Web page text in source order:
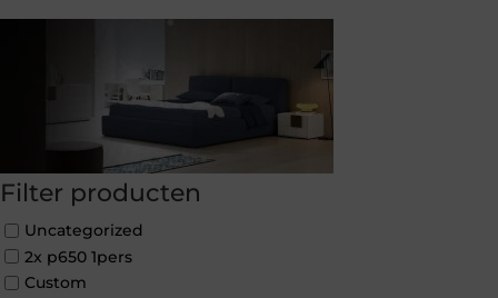
Filter producten
Uncategorized
2x p650 1pers
Custom